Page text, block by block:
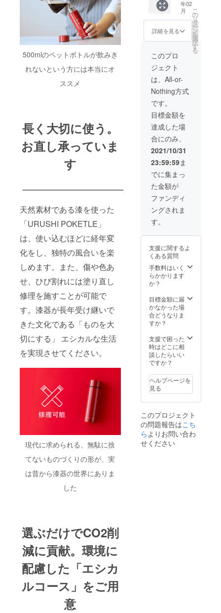
500mlのペットボトルが飲みき
れないという方には本当にオ
ススメ
長く大切に使う。
お直し承っていま
す
天然素材である漆を使った
「URUSHI POKETLE」
は、使い込むほどに経年変
化をし、独特の風合いを楽
しめます。また、傷や色あ
せ、ひび割れには塗り直し
修理を施すことが可能で
す。漆器が長年受け継いで
きた文化である「ものを大
切にする」 エシカルな生活
を実現させてください。
現代に求められる、無駄に捨
てないものづくりの形が、実
は昔から漆器の世界にありま
した
選ぶだけでCO2削
減に貢献。環境に
配慮した「エシカ
ルコース」をご用
意
- 蜘蛛
ト回答
で
ETLE専
用カ
バー」
をご提
供（リ
ターン
緒に送
付） *1
月下
旬〜2月
上旬頃
発送予
定 *価格
には送
料が含
まれて
います
業者の
選択や
修理
サービ
ど、エ
なもの
づくり
に向け
た取り
差額2%
分を使
用いた
リター
ン：
I
POKET
一閑 ×1
個 *以下
柄をお
色：
茶、黒 *
柄：網
目、水
面 *アン
ケート
ETLE専
用カ
バー」
ターン
品と一
緒に送
付） *1
旬〜2月
発送予
定 *価格
料が含
まれて
います
回答で
「POK
ETLE専
用カ
供（リ
品と一
緒に送
月下
発送予
定 *価格
には送
料が含
まれて
円（税
込）
【選ぶ
だけで
地球環
献す
る、エ
シカル
コー
ス】 *通
常コー
99円）
の代金
でお選
びいた
だける
コース
です *生
産から
配送に
至るま
での
CO2排
出量を
カーボ
フセッ
ト。
CO2排
出量を
ます *よ
りエコ
な配送
修理
サービ
スの充
実な
シカル
なもの
づくり
に向け
組みに
差額2%
分を使
用いた
します
年02
月
詳細を見る
こ
の
リ
タ
ー
ン
を
選
択
す
る
このプロ
ジェクト
は、All-or-
Nothing方式
です。
目標金額を
達成した場
合にのみ、
2021/10/31
23:59:59ま
でに集まっ
た金額が
ファンディ
ングされま
す。
支援に関するよ
くある質問
手数料はいく
らかかります
か？
目標金額に届
かなかった場
合どうなりま
すか？
支援で困った
時はどこに相
談したらいい
ですか？
ヘルプページを
見る
このプロジェクト
の問題報告はこち
らよりお問い合わ
せください